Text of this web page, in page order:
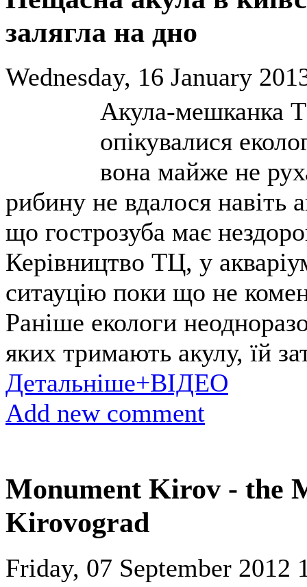
залягла на дно
Wednesday, 16 January
Акула-мешканка
опікувалися
вона майже не
рибину не вдалося навіть
що гострозуба має
Керівництво ТЦ, у
ситауцію поки що не
Раніше екологи
яких тримають акулу, їй
Детальніше+ВІДЕО
Add new comment
Monument Kirov - the
Kirovograd
Friday, 07 September 2012